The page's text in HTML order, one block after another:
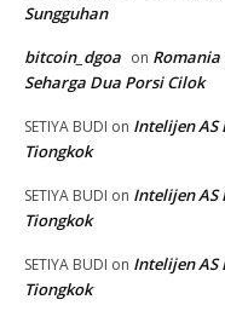
Sungguhan
bitcoin_dgoa on Romania
Seharga Dua Porsi Cilok
SETIYA BUDI on Intelijen
Tiongkok
SETIYA BUDI on Intelijen
Tiongkok
SETIYA BUDI on Intelijen
Tiongkok